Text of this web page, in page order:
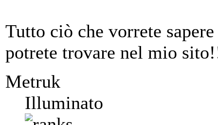
Tutto ciò che vorrete
potrete trovare nel mio
Metruk
Illuminato